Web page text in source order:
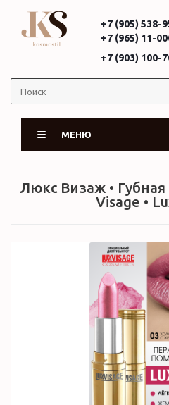
+7 (905) 538-
+7 (965) 11-
+7 (903) 100-
МЕНЮ
Люкс Визаж • Губная
Visage •